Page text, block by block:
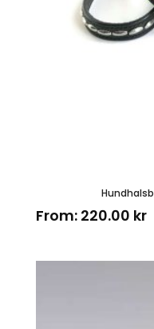
From: 220.00 kr